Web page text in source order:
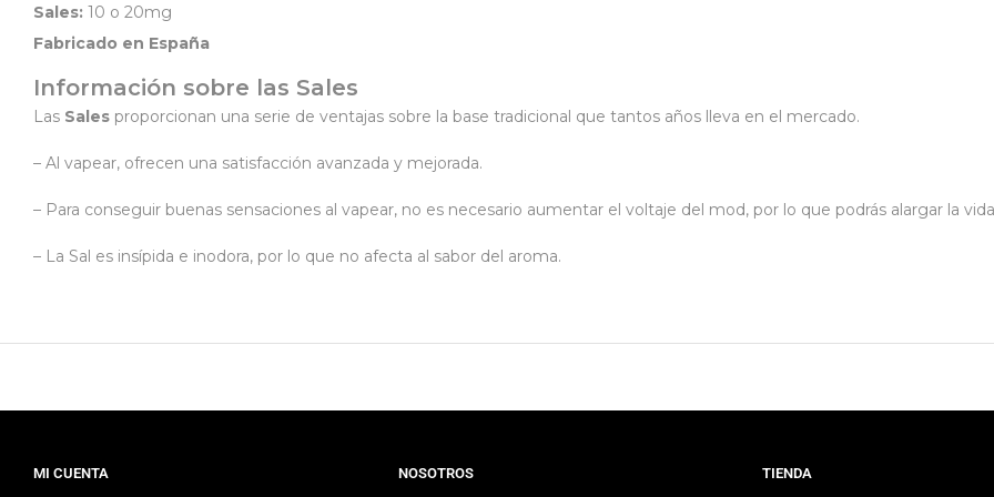
Sales: 10 o 20mg
Fabricado en España
Información sobre las Sales
Las Sales proporcionan una serie de ventajas sobre la base tradicional que tantos años lleva en el mercado.
– Al vapear, ofrecen una satisfacción avanzada y mejorada.
– Para conseguir buenas sensaciones al vapear, no es necesario aumentar el voltaje del mod, por lo que podrás alargar la
– La Sal es insípida e inodora, por lo que no afecta al sabor del aroma.
MI CUENTA NOSOTROS TIENDA